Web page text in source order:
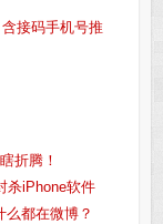
接码手机号推
折腾！
杀iPhone软件
都在微博？